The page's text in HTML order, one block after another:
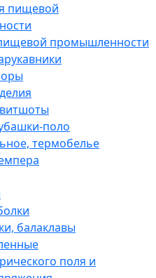
пищевой
промышленности
поло
термобелье
балаклавы
поля и